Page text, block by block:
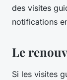
des visites
notifications
Le
Si les visites